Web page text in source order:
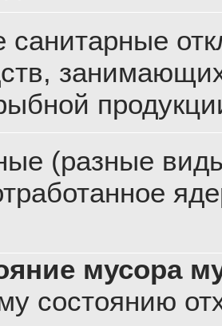
(разные
мусора
состоянию